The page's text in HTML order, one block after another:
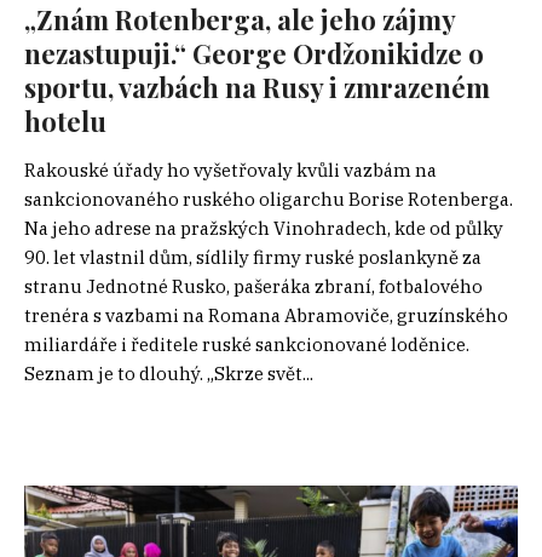
„Znám Rotenberga, ale jeho zájmy
nezastupuji.“ George Ordžonikidze o
sportu, vazbách na Rusy i zmrazeném
hotelu
Rakouské úřady ho vyšetřovaly kvůli vazbám na
sankcionovaného ruského oligarchu Borise Rotenberga.
Na jeho adrese na pražských Vinohradech, kde od půlky
90. let vlastnil dům, sídlily firmy ruské poslankyně za
stranu Jednotné Rusko, pašeráka zbraní, fotbalového
trenéra s vazbami na Romana Abramoviče, gruzínského
miliardáře i ředitele ruské sankcionované loděnice.
Seznam je to dlouhý. „Skrze svět...